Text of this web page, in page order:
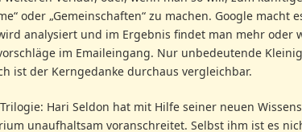
oder „Gemeinschaften“ zu machen. Google macht
analysiert und im Ergebnis findet man mehr oder
im Emaileingang. Nur unbedeutende
ist der Kerngedanke durchaus vergleichbar.
Hari Seldon hat mit Hilfe seiner neuen
unaufhaltsam voranschreitet. Selbst ihm ist es